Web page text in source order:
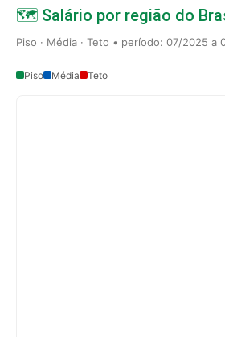
🗺️ Salário por região do
Piso · Média · Teto • período: 07/2025 a
Piso Média Teto